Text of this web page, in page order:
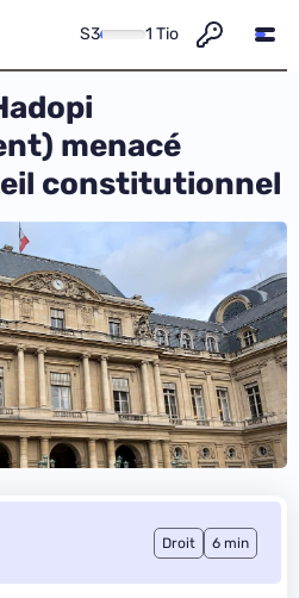
S3 1 Tio
menacé
constitutionnel
Droit 6 min